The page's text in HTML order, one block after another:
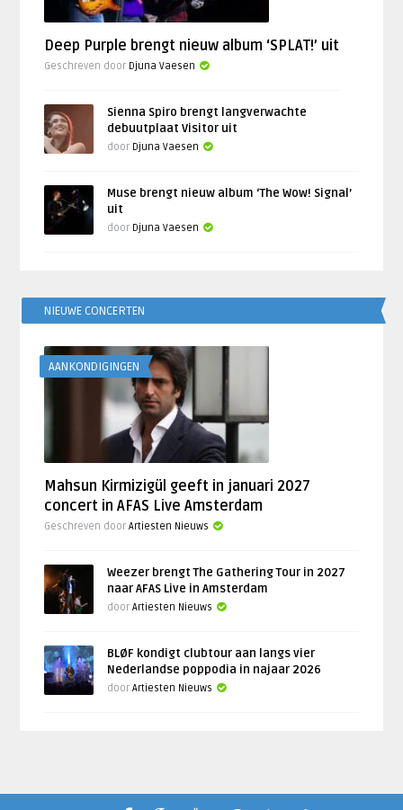
Deep Purple brengt nieuw album ‘SPLAT!’ uit
Geschreven door Djuna Vaesen
Sienna Spiro brengt langverwachte
debuutplaat Visitor uit
door Djuna Vaesen
Muse brengt nieuw album ‘The Wow! Signal’
uit
door Djuna Vaesen
NIEUWE CONCERTEN
AANKONDIGINGEN
Mahsun Kirmizigül geeft in januari 2027
concert in AFAS Live Amsterdam
Geschreven doorArtiesten Nieuws
Weezer brengt The Gathering Tour in 2027
naar AFAS Live in Amsterdam
doorArtiesten Nieuws
BLØF kondigt clubtour aan langs vier
Nederlandse poppodia in najaar 2026
doorArtiesten Nieuws